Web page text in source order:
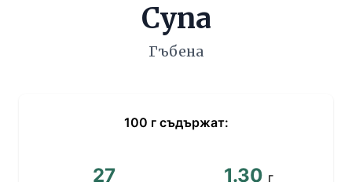
Супа
Гъбена
100 г съдържат:
27 1.30 г